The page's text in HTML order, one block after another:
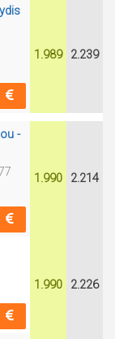
1.989 2.239
-
1.990 2.214
1.990 2.226